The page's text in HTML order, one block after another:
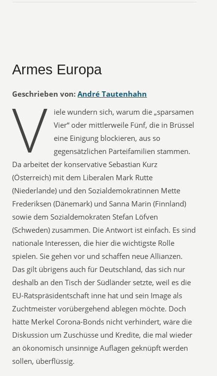
Armes Europa
Geschrieben von: André Tautenhahn
V
iele wundern sich, warum die „sparsamen
Vier“ oder mittlerweile Fünf, die in Brüssel
eine Einigung blockieren, aus so
gegensätzlichen Parteifamilien stammen.
Da arbeitet der konservative Sebastian Kurz
(Österreich) mit dem Liberalen Mark Rutte
(Niederlande) und den Sozialdemokratinnen Mette
Frederiksen (Dänemark) und Sanna Marin (Finnland)
sowie dem Sozialdemokraten Stefan Löfven
(Schweden) zusammen. Die Antwort ist einfach. Es sind
nationale Interessen, die hier die wichtigste Rolle
spielen. Sie gehen vor und schaffen neue Allianzen.
Das gilt übrigens auch für Deutschland, das sich nur
deshalb an den Tisch der Südländer setzte, weil es die
EU-Ratspräsidentschaft inne hat und sein Image als
Zuchtmeister vorübergehend ablegen möchte. Doch
hätte Merkel Corona-Bonds nicht verhindert, wäre die
Diskussion um Zuschüsse und Kredite, die mal wieder
an ökonomisch unsinnige Auflagen geknüpft werden
sollen, überflüssig.